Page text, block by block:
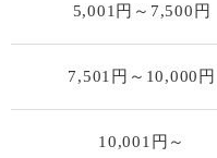
5,001円～7,500円
7,501円～10,000円
10,001円～